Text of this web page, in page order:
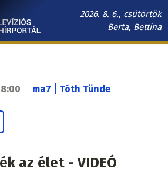
2026. 8. 6., csütörtök
Berta, Bettina
ma7 Tóth Tünde
az élet - VIDEÓ